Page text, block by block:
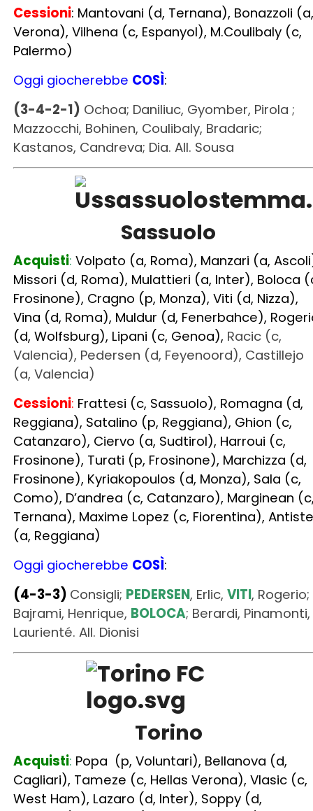
(3-4-2-1)Ochoa; Daniliuc, Gyomber, Pirola ;
Mazzocchi, Bohinen, Coulibaly, Bradaric;
Sassuolo
:Volpato (a, Roma), Manzari (a,
Missori (d, Roma), Mulattieri (a, Inter), Boloca
Vina (d, Roma), Muldur (d, Fenerbahce),
(d, Wolfsburg), Lipani (c, Genoa),
Racic (c,
Valencia), Pedersen (d, Feyenoord), Castillejo
(a, Valencia)
Cessioni:Frattesi (c, Sassuolo), Romagna (d,
Reggiana), Satalino (p, Reggiana), Ghion (c,
Catanzaro), Ciervo (a, Sudtirol), Harroui (c,
Frosinone), Turati (p, Frosinone), Marchizza (d,
Frosinone), Kyriakopoulos (d, Monza), Sala (c,
Como), D’andrea (c, Catanzaro), Marginean
Ternana), Maxime Lopez (c, Fiorentina), Antiste
(a, Reggiana)
Oggi giocherebbeCOSÌ:
(4-3-3)Consigli;PEDERSEN , Erlic,VITI, Rogerio;
Bajrami, Henrique,
BOLOCA
Laurienté. All. Dionisi
Torino
Popa (p, Voluntari), Bellanova (d,
Cagliari), Tameze (c, Hellas Verona), Vlasic (c,
West Ham), Lazaro (d, Inter), Soppy (d,
Atalanta), Sazonov (d, Dinamo Mosca), Zapata
(a, Atalanta)
Cessioni Adopo (d, Atalanta), Warming (a,
Brann), Ola Aina (d, svincolato), Kone (c,